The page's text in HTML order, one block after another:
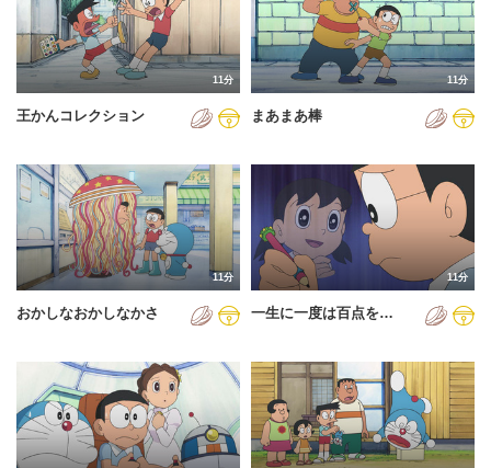
11分
王かんコレクション
11分
まあまあ棒
11分
おかしなおかしなかさ
11分
一生に一度は百点を…